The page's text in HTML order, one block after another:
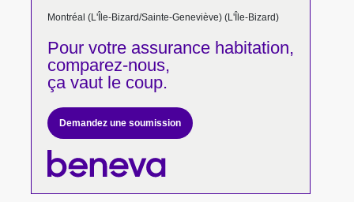
Montréal (L'Île-Bizard/Sainte-Geneviève) (L'Île-Bizard)
Pour votreassurance habitation,
comparez-nous,
ça vaut le coup.
Demandez une soumission